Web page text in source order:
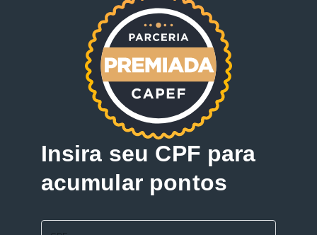
Insira seu CPF para
acumular pontos